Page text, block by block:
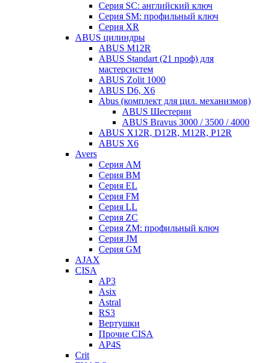
Серия SC: английский ключ
Серия SM: профильный ключ
Серия XR
ABUS цилиндры
ABUS M12R
ABUS Standart (21 проф) для
мастерсистем
ABUS Zolit 1000
ABUS D6, X6
Abus (комплект для цил. механизмов)
ABUS Шестерни
ABUS Bravus 3000 / 3500 / 4000
ABUS X12R, D12R, M12R, P12R
ABUS X6
Avers
Серия AM
Серия BM
Серия EL
Серия FM
Серия LL
Серия ZC
Серия ZM: профильный ключ
Серия JM
Серия GM
AJAX
CISA
AP3
Asix
Astral
RS3
Вертушки
Прочие CISA
AP4S
Crit